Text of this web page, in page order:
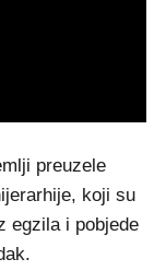
preuzele
koji su
egzila i pobjede